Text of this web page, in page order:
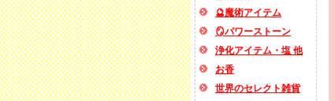
🔮魔術アイテム
🪞パワーストーン
浄化アイテム・塩 他
お香
世界のセレクト雑貨